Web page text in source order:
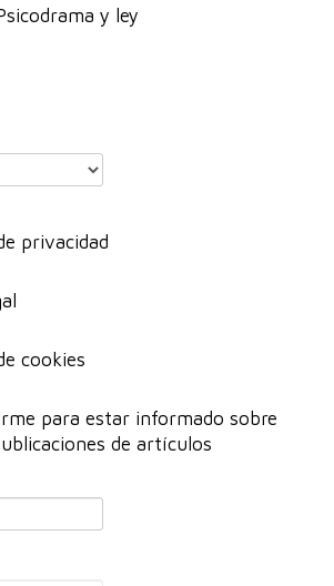
y ley
privacidad
cookies
para estar informado sobre
de artículos